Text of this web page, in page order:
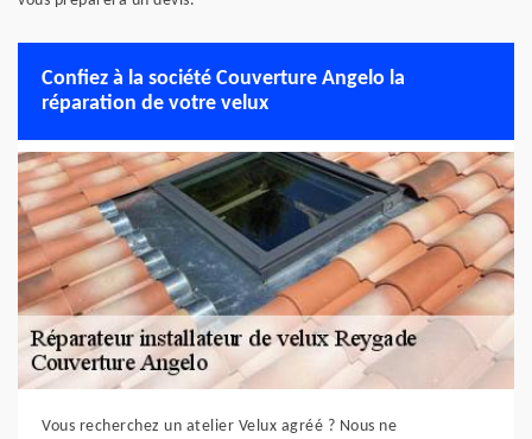
Confiez à la société Couverture Angelo la
réparation de votre velux
Vous recherchez un atelier Velux agréé ? Nous ne